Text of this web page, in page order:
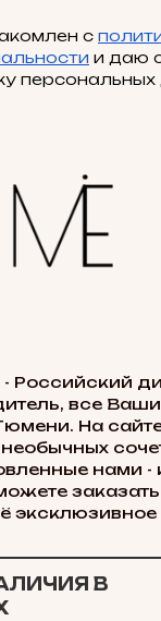
с
и даю
персональных
- Российский
все
На
нами
эксклюзивное
В